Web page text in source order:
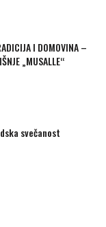
I DOMOVINA –
„MUSALLE“
svečanost